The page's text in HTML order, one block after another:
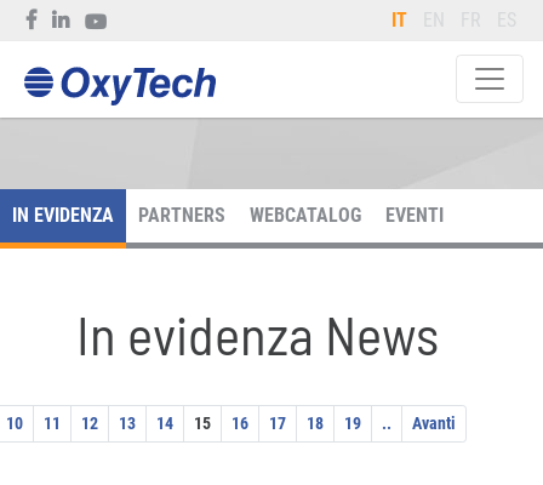
IT EN FR ES
IN EVIDENZA PARTNERS WEBCATALOG EVENTI
In evidenza News
10 11 12 13 14 15 16 17 18 19 .. Avanti